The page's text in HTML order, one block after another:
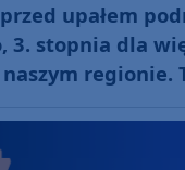
upałem
3. stopnia dla
regionie.